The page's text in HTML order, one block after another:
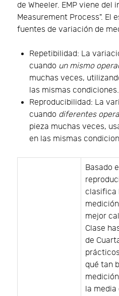
de Wheeler. EMP viene del
Measurement Process". El
fuentes de variación de
Repetibilidad: La
cuando un mismo
muchas veces,
las mismas condiciones.
Reproducibilidad: La
cuando diferentes
pieza muchas veces,
en las mismas
Basado
clasifica
mejor
Clase
de
qué tan
la media